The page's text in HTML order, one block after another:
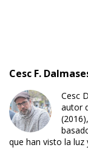
Cesc F.
Cesc
autor
que han visto la luz